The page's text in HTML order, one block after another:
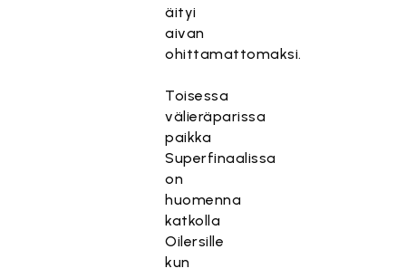
äityi
aivan
ohittamattomaksi.
Toisessa
välieräparissa
paikka
Superfinaalissa
on
huomenna
katkolla
Oilersille
kun